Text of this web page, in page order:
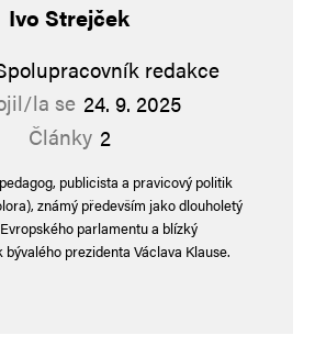
Ivo Strejček
redakce
la se 24. 9. 2025
Články 2
publicista a pravicový politik
známý především jako dlouholetý
parlamentu a blízký
prezidenta Václava Klause.